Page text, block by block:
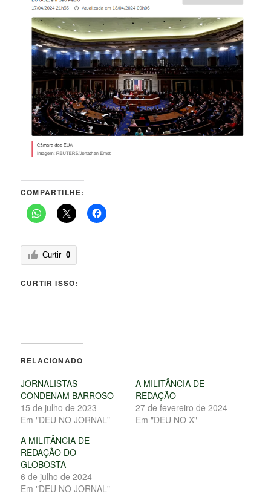
COMPARTILHE:
Curtir 0
CURTIR ISSO:
RELACIONADO
JORNALISTAS
CONDENAM BARROSO
15 de julho de 2023
Em "DEU NO JORNAL"
A MILITÂNCIA DE
REDAÇÃO
27 de fevereiro de 2024
Em "DEU NO X"
A MILITÂNCIA DE
REDAÇÃO DO
GLOBOSTA
6 de julho de 2024
Em "DEU NO JORNAL"